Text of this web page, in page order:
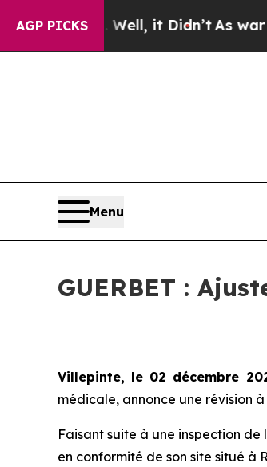
AGP PICKS
Well, it Didn’tAs war With
Menu
GUERBET :
Villepinte, le 02 décembre
médicale, annonce une révision
Faisant suite à une inspection
en conformité de son site situé à